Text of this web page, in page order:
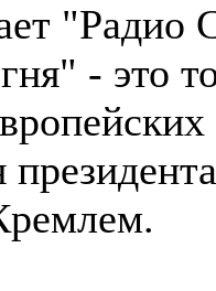
"Радио
- это